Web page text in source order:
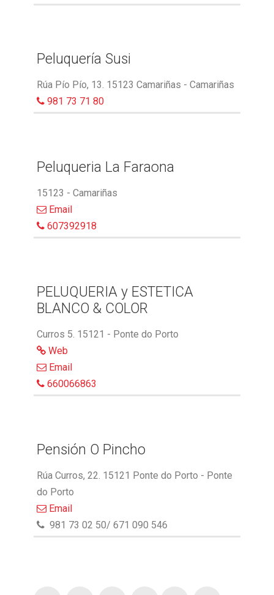
Peluquería Susi
Rúa Pío Pío, 13. 15123 Camariñas - Camariñas
981 73 71 80
Peluqueria La Faraona
15123 - Camariñas
Email
607392918
PELUQUERIA y ESTETICA
BLANCO & COLOR
Curros 5. 15121 - Ponte do Porto
Web
Email
660066863
Pensión O Pincho
Rúa Curros, 22. 15121 Ponte do Porto - Ponte
do Porto
Email
981 73 02 50/ 671 090 546